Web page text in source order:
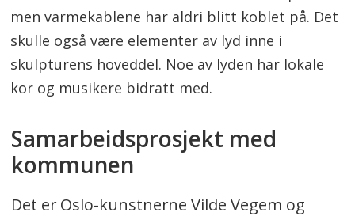
men varmekablene har aldri blitt koblet på. Det
skulle også være elementer av lyd inne i
skulpturens hoveddel. Noe av lyden har lokale
kor og musikere bidratt med.
Samarbeidsprosjekt med
kommunen
Det er Oslo-kunstnerne Vilde Vegem og